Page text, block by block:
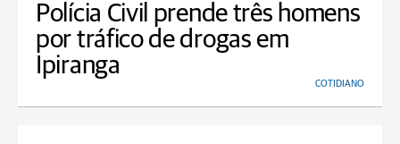
Polícia Civil prende três homens
por tráfico de drogas em
Ipiranga
COTIDIANO